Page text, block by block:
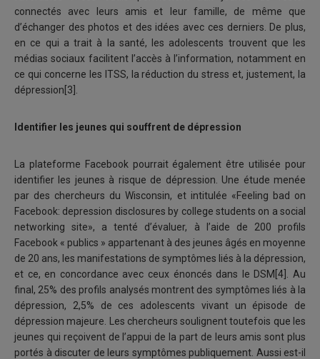
connectés avec leurs amis et leur famille, de même que
d’échanger des photos et des idées avec ces derniers. De plus,
en ce qui a trait à la santé, les adolescents trouvent que les
médias sociaux facilitent l’accès à l’information, notamment en
ce qui concerne les ITSS, la réduction du stress et, justement, la
dépression[3].
Identifier les jeunes qui souffrent de dépression
La plateforme Facebook pourrait également être utilisée pour
identifier les jeunes à risque de dépression. Une étude menée
par des chercheurs du Wisconsin, et intitulée «Feeling bad on
Facebook: depression disclosures by college students on a social
networking site», a tenté d’évaluer, à l’aide de 200 profils
Facebook « publics » appartenant à des jeunes âgés en moyenne
de 20 ans, les manifestations de symptômes liés à la dépression,
et ce, en concordance avec ceux énoncés dans le DSM[4]. Au
final, 25% des profils analysés montrent des symptômes liés à la
dépression, 2,5% de ces adolescents vivant un épisode de
dépression majeure. Les chercheurs soulignent toutefois que les
jeunes qui reçoivent de l’appui de la part de leurs amis sont plus
portés à discuter de leurs symptômes publiquement. Aussi est-il